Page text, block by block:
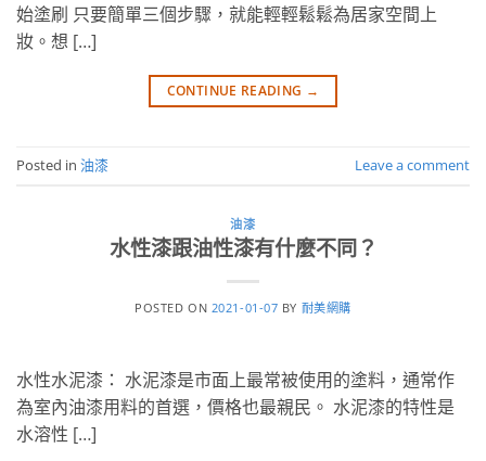
始塗刷 只要簡單三個步驟，就能輕輕鬆鬆為居家空間上
妝。想 […]
CONTINUE READING →
Posted in 油漆 Leave a comment
油漆
水性漆跟油性漆有什麼不同？
POSTED ON 2021-01-07 BY 耐美網購
水性水泥漆： 水泥漆是市面上最常被使用的塗料，通常作
為室內油漆用料的首選，價格也最親民。 水泥漆的特性是
水溶性 […]